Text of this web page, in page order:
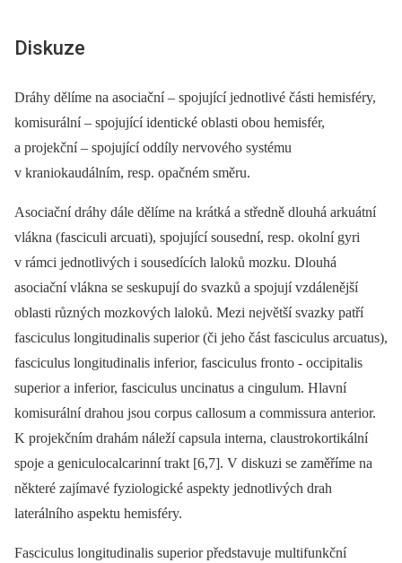
Diskuze
Dráhy dělíme na asociační –⁠ spojující jednotlivé části hemisféry,
komisurální –⁠ spojující identické oblasti obou hemisfér,
a projekční –⁠ spojující oddíly nervového systému
v kraniokaudálním, resp. opačném směru.
Asociační dráhy dále dělíme na krátká a středně dlouhá arkuátní
vlákna (fasciculi arcuati), spojující sousední, resp. okolní gyri
v rámci jednotlivých i sousedících laloků mozku. Dlouhá
asociační vlákna se seskupují do svazků a spojují vzdálenější
oblasti různých mozkových laloků. Mezi největší svazky patří
fasciculus longitudinalis superior (či jeho část fasciculus arcuatus),
fasciculus longitudinalis inferior, fasciculus fronto -⁠ occipitalis
superior a inferior, fasciculus uncinatus a cingulum. Hlavní
komisurální drahou jsou corpus callosum a commissura anterior.
K projekčním drahám náleží capsula interna, claustrokortikální
spoje a geniculocalcarinní trakt [6,7]. V diskuzi se zaměříme na
některé zajímavé fyziologické aspekty jednotlivých drah
laterálního aspektu hemisféry.
Fasciculus longitudinalis superior představuje multifunkční